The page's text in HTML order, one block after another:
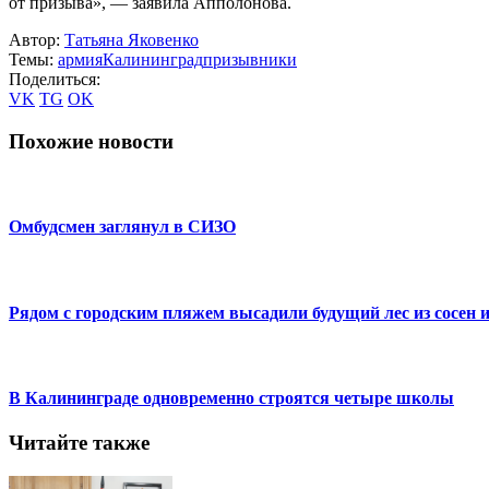
Автор: Татьяна Яковенко
Темы: армияКалининградпризывники
Поделиться:
VK TG OK
Похожие новости
Омбудсмен заглянул в СИЗО
Рядом с городским пляжем высадили будущий лес из сосен и
В Калининграде одновременно строятся четыре школы
Читайте также